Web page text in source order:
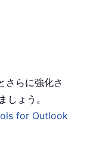
さらに強化さ
ょう。
for Outlook